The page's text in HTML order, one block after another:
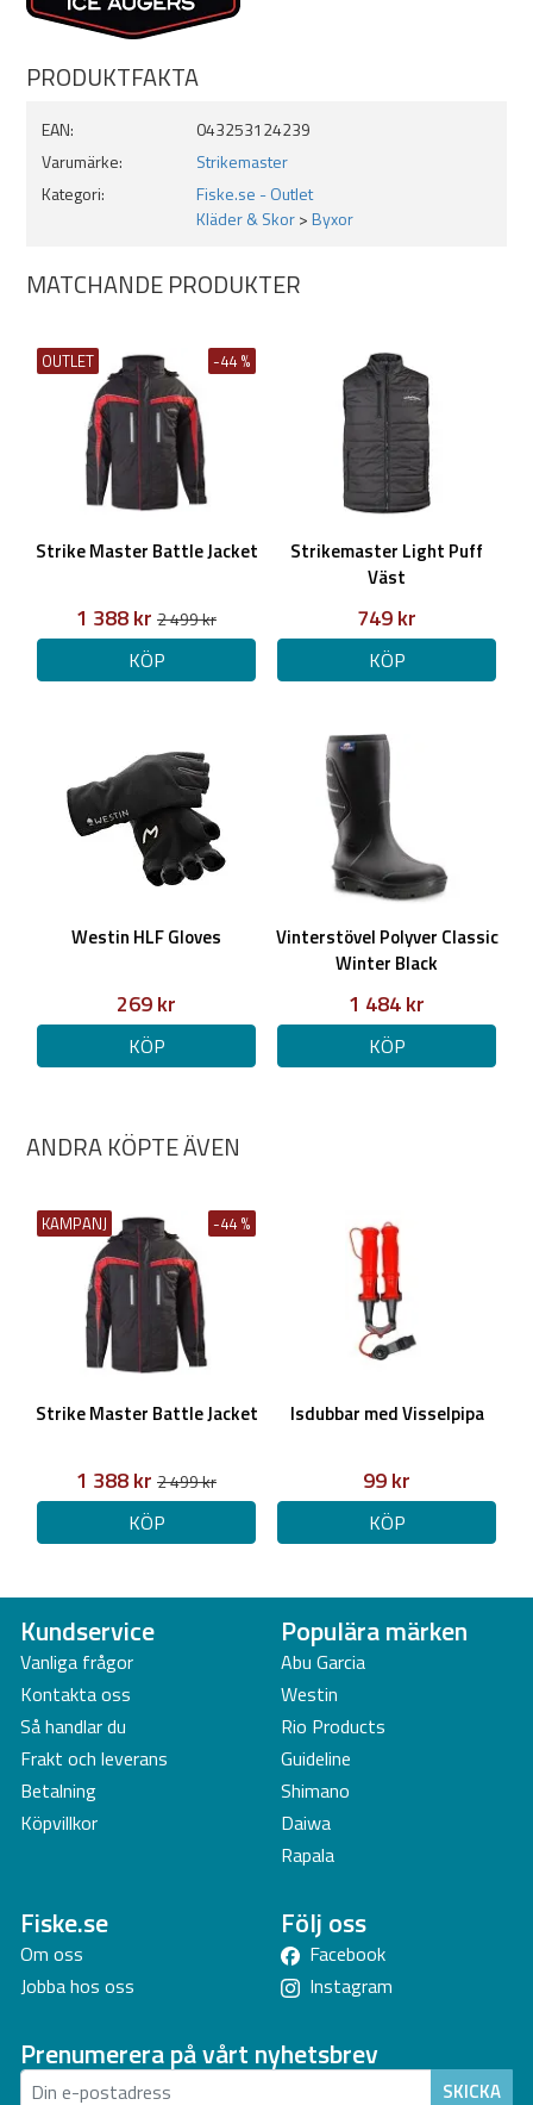
PRODUKTFAKTA
EAN:
043253124239
Varumärke:
Strikemaster
Kategori:
Fiske.se - Outlet
Kläder & Skor>Byxor
MATCHANDE PRODUKTER
OUTLET -44 %
Strike Master Battle Jacket
1 388 kr 2 499 kr
KÖP
Strikemaster Light Puff
Väst
749 kr
KÖP
Westin HLF Gloves
269 kr
KÖP
Vinterstövel Polyver Classic
Winter Black
1 484 kr
KÖP
ANDRA KÖPTE ÄVEN
KAMPANJ -44 %
Strike Master Battle Jacket
1 388 kr 2 499 kr
KÖP
Isdubbar med Visselpipa
99 kr
KÖP
Kundservice
Vanliga frågor
Kontakta oss
Så handlar du
Frakt och leverans
Betalning
Köpvillkor
Populära märken
Abu Garcia
Westin
Rio Products
Guideline
Shimano
Daiwa
Rapala
Fiske.se
Om oss
Jobba hos oss
Följ oss
Facebook
Instagram
Prenumerera på vårt nyhetsbrev
SKICKA